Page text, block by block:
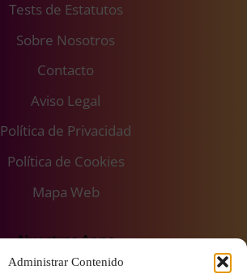
Administrar Contenido
Tests de Estatutos
Sobre Nosotros
Contacto
Aviso Legal
Política de Privacidad
Política de Cookies
Mapa Web
Nuestras Apps